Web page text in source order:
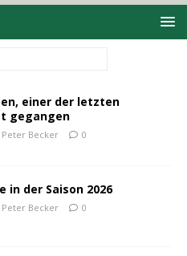
einer der letzten
gegangen
Peter Becker 0
in der Saison 2026
Peter Becker 0